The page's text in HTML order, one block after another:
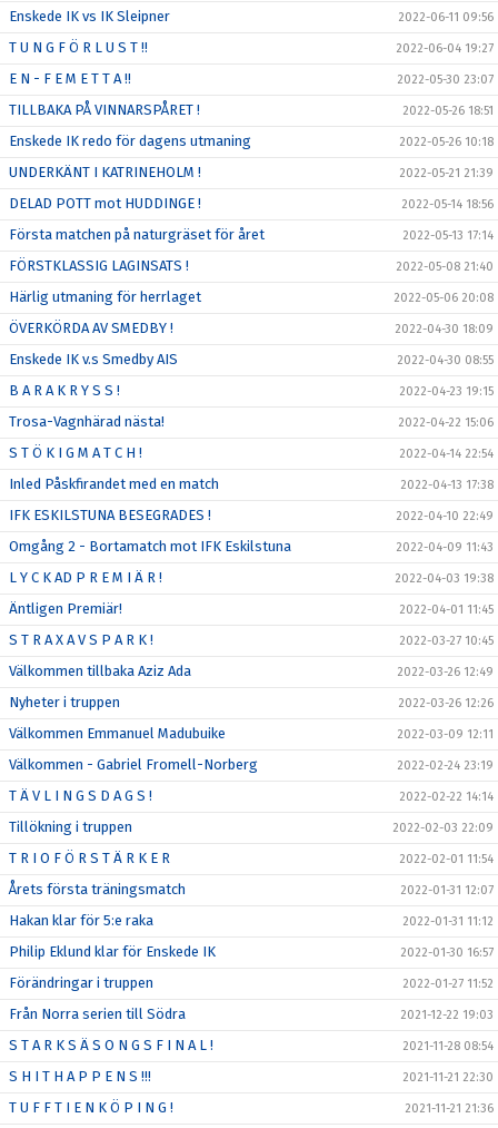
Enskede IK vs IK Sleipner 2022-06-11 09:56
T U N G F Ö R L U S T !! 2022-06-04 19:27
E N - F E M E T T A !! 2022-05-30 23:07
TILLBAKA PÅ VINNARSPÅRET ! 2022-05-26 18:51
Enskede IK redo för dagens utmaning 2022-05-26 10:18
UNDERKÄNT I KATRINEHOLM ! 2022-05-21 21:39
DELAD POTT mot HUDDINGE ! 2022-05-14 18:56
Första matchen på naturgräset för året 2022-05-13 17:14
FÖRSTKLASSIG LAGINSATS ! 2022-05-08 21:40
Härlig utmaning för herrlaget 2022-05-06 20:08
ÖVERKÖRDA AV SMEDBY ! 2022-04-30 18:09
Enskede IK v.s Smedby AIS 2022-04-30 08:55
B A R A K R Y S S ! 2022-04-23 19:15
Trosa-Vagnhärad nästa! 2022-04-22 15:06
S T Ö K I G M A T C H ! 2022-04-14 22:54
Inled Påskfirandet med en match 2022-04-13 17:38
IFK ESKILSTUNA BESEGRADES ! 2022-04-10 22:49
Omgång 2 - Bortamatch mot IFK Eskilstuna 2022-04-09 11:43
L Y C K AD P R E M I Ä R ! 2022-04-03 19:38
Äntligen Premiär! 2022-04-01 11:45
S T R A X A V S P A R K ! 2022-03-27 10:45
Välkommen tillbaka Aziz Ada 2022-03-26 12:49
Nyheter i truppen 2022-03-26 12:26
Välkommen Emmanuel Madubuike 2022-03-09 12:11
Välkommen - Gabriel Fromell-Norberg 2022-02-24 23:19
T Ä V L I N G S D A G S ! 2022-02-22 14:14
Tillökning i truppen 2022-02-03 22:09
T R I O F Ö R S T Ä R K E R 2022-02-01 11:54
Årets första träningsmatch 2022-01-31 12:07
Hakan klar för 5:e raka 2022-01-31 11:12
Philip Eklund klar för Enskede IK 2022-01-30 16:57
Förändringar i truppen 2022-01-27 11:52
Från Norra serien till Södra 2021-12-22 19:03
S T A R K S Ä S O N G S F I N A L ! 2021-11-28 08:54
S H I T H A P P E N S !!! 2021-11-21 22:30
T U F F T I E N K Ö P I N G ! 2021-11-21 21:36